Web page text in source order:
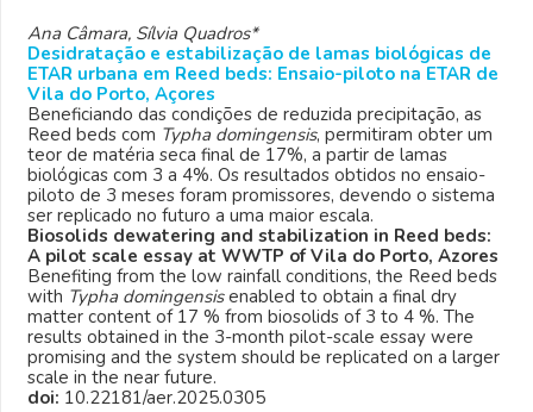
Ana Câmara, Sílvia Quadros*
Desidratação e estabilização de lamas biológicas de
ETAR urbana em Reed beds: Ensaio-piloto na ETAR de
Vila do Porto, Açores
Beneficiando das condições de reduzida precipitação, as
Reed beds com Typha domingensis, permitiram obter um
teor de matéria seca final de 17%, a partir de lamas
biológicas com 3 a 4%. Os resultados obtidos no ensaio-
piloto de 3 meses foram promissores, devendo o sistema
ser replicado no futuro a uma maior escala.
Biosolids dewatering and stabilization in Reed beds:
A pilot scale essay at WWTP of Vila do Porto, Azores
Benefiting from the low rainfall conditions, the Reed beds
with Typha domingensisenabled to obtain a final dry
matter content of 17 % from biosolids of 3 to 4 %. The
results obtained in the 3-month pilot-scale essay were
promising and the system should be replicated on a larger
scale in the near future.
doi: 10.22181/aer.2025.0305